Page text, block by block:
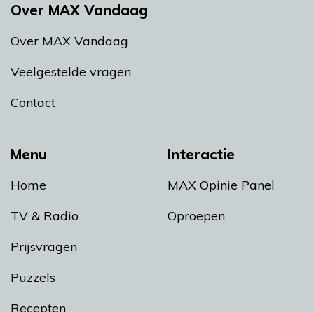
Menu
Home
TV & Radio
Prijsvragen
Puzzels
Recepten
Interactie
MAX Opinie Panel
Oproepen
Over MAX Vandaag
Over MAX Vandaag
Veelgestelde vragen
Contact